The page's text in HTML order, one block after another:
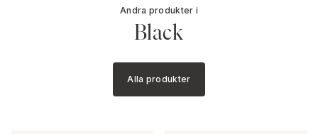
Andra produkter i
Black
Alla produkter